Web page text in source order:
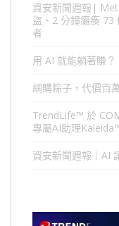
資安新聞週報|
盜、2 分鐘癱瘓 73
者
用 AI 就能躺著賺？
網購粽子，代價
TrendLife™ 於
專屬AI助理
資安新聞週報｜AI